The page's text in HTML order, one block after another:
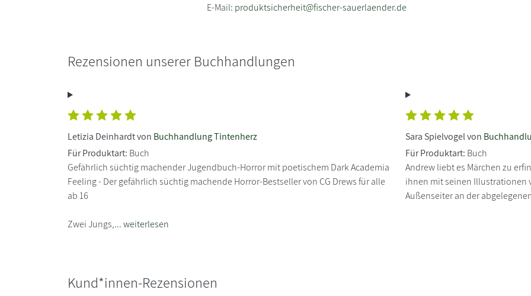
E-Mail: produktsicherheit@fischer-sauerlaender.de
Rezensionen unserer Buchhandlungen
Letizia Deinhardt von Buchhandlung Tintenherz
Für Produktart: Buch
Gefährlich süchtig machender Jugendbuch-Horror mit poetischem Dark Academia
Feeling - Der gefährlich süchtig machende Horror-Bestseller von CG Drews für alle
ab 16
Zwei Jungs,...weiterlesen
Sara Spielvogel von
Für Produktart: Buch
Andrew liebt es Märchen zu
ihnen mit seinen Illustrationen
Außenseiter an der
Kund*innen-Rezensionen